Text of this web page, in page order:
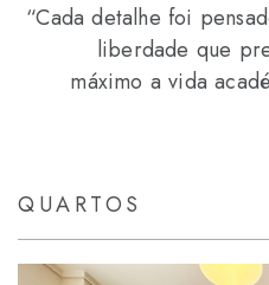
“Cada detalhe foi
liberdade que
máximo a vida
QUARTOS